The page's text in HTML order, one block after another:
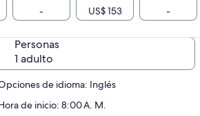
- US$ 153 -
Personas
1 adulto
de idioma: Inglés
de inicio: 8:00 A. M.